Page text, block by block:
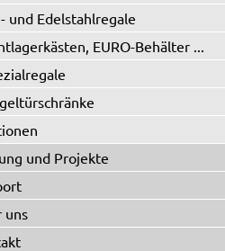
und Edelstahlregale
EURO-Behälter ...
und Projekte
uns